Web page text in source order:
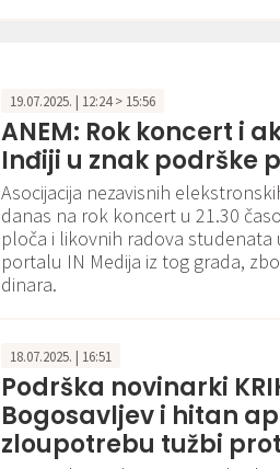
19.07.2025. | 12:24 > 15:56
ANEM: Rok koncert i
Inđiji u znak podrške
Asocijacija nezavisnih
danas na rok koncert u 21.30
ploča i likovnih radova
portalu IN Medija iz tog grada,
dinara.
18.07.2025. | 16:51
Podrška novinarki
Bogosavljev i hitan
zloupotrebu tužbi